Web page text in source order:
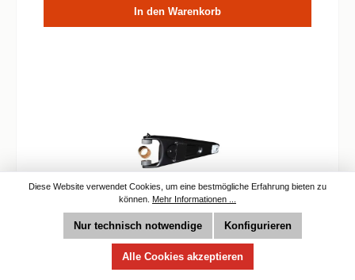
In den Warenkorb
Ausrückgabel Verstärkt für alle Land Rover TDI
Diesel und TDI 200 / 300
Diese Website verwendet Cookies, um eine bestmögliche Erfahrung bieten zu
können. Mehr Informationen ...
Nur technisch notwendige Konfigurieren
Alle Cookies akzeptieren